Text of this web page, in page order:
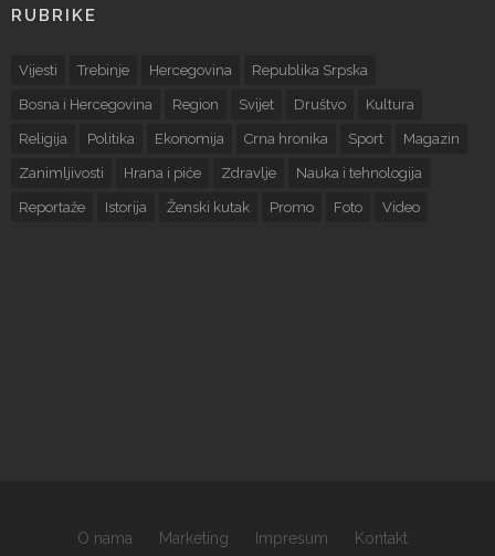
RUBRIKE
Vijesti Trebinje Hercegovina Republika Srpska
Bosna i Hercegovina Region Svijet Društvo Kultura
Religija Politika Ekonomija Crna hronika Sport Magazin
Zanimljivosti Hrana i piće Zdravlje Nauka i tehnologija
Reportaže Istorija Ženski kutak Promo Foto Video
O nama Marketing Impresum Kontakt